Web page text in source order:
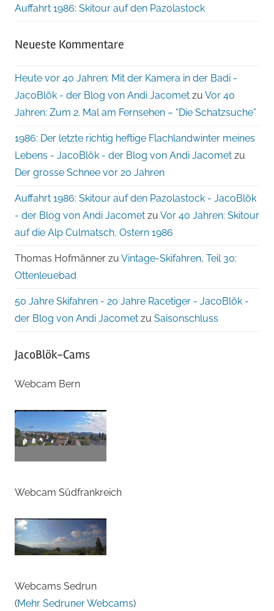
Auffahrt 1986: Skitour auf den Pazolastock
Neueste Kommentare
Heute vor 40 Jahren: Mit der Kamera in der Badi -
JacoBlök - der Blog von Andi Jacomet zu Vor 40
Jahren: Zum 2. Mal am Fernsehen – “Die Schatzsuche”
1986: Der letzte richtig heftige Flachlandwinter meines
Lebens - JacoBlök - der Blog von Andi Jacomet zu
Der grosse Schnee vor 20 Jahren
Auffahrt 1986: Skitour auf den Pazolastock - JacoBlök
- der Blog von Andi Jacomet zu Vor 40 Jahren: Skitour
auf die Alp Culmatsch, Ostern 1986
Thomas Hofmänner zu Vintage-Skifahren, Teil 30:
Ottenleuebad
50 Jahre Skifahren - 20 Jahre Racetiger - JacoBlök -
der Blog von Andi Jacomet zu Saisonschluss
JacoBlök-Cams
Webcam Bern
Webcam Südfrankreich
Webcams Sedrun
(Mehr Sedruner Webcams)